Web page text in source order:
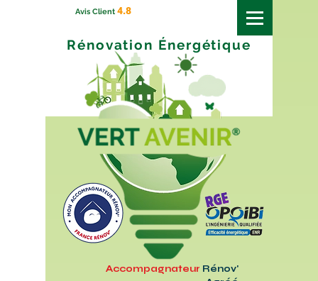
Avis Client 4.8
Rénovation Énergétique
Accompagnateur Rénov'